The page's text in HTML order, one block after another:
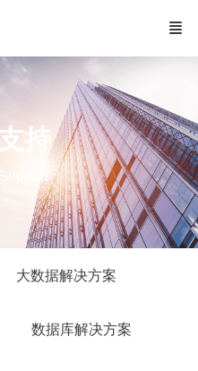
持
大数据解决方案
数据库解决方案